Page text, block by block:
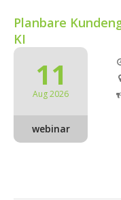
Planbare
KI
11
Aug 2026
webinar